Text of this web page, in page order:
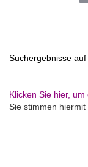
Suchergebnisse
Klicken Sie hier, um
Sie stimmen